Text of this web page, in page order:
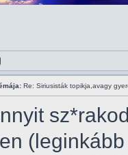
Re: Siriusisták topikja,avagy